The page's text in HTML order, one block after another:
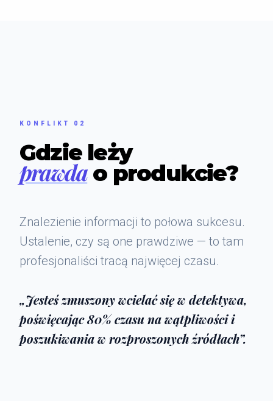
KONFLIKT 02
Gdzie leży
prawdao produkcie?
Znalezienie informacji to połowa sukcesu.
Ustalenie, czy są one prawdziwe — to tam
profesjonaliści tracą najwięcej czasu.
„Jesteś zmuszony wcielać się w detektywa,
poświęcając 80% czasu na wątpliwości i
poszukiwania w rozproszonych źródłach”.